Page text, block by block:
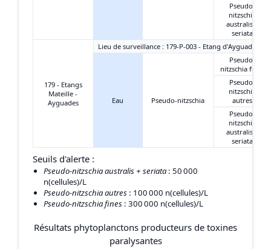
Pseudo-
nitzschia
australis +
seriata
179 - Etangs
Mateille -
Ayguades
Lieu de surveillance : 179-P-003 - Etang d'Ayguades -
Eau Pseudo-nitzschia
Pseudo-
nitzschia fines
Pseudo-
nitzschia
autres
Pseudo-
nitzschia
australis +
seriata
Seuils d'alerte :
Pseudo-nitzschia australis + seriata : 50 000
n(cellules)/L
Pseudo-nitzschia autres : 100 000 n(cellules)/L
Pseudo-nitzschia fines : 300 000 n(cellules)/L
Résultats phytoplanctons producteurs de toxines
paralysantes